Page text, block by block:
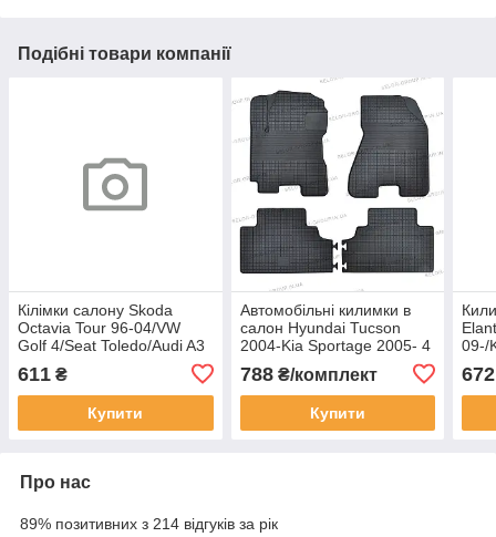
Подібні товари компанії
Кілімки салону Skoda
Octavia Tour 96-04/VW
Golf 4/Seat Toledo/Audi A3
611 ₴
Купити
Автомобільні килимки в
салон Hyundai Tucson
2004-Kia Sportage 2005- 4
788₴/комплект
Купити
09-/
672
Про нас
89% позитивних з 214 відгуків за рік